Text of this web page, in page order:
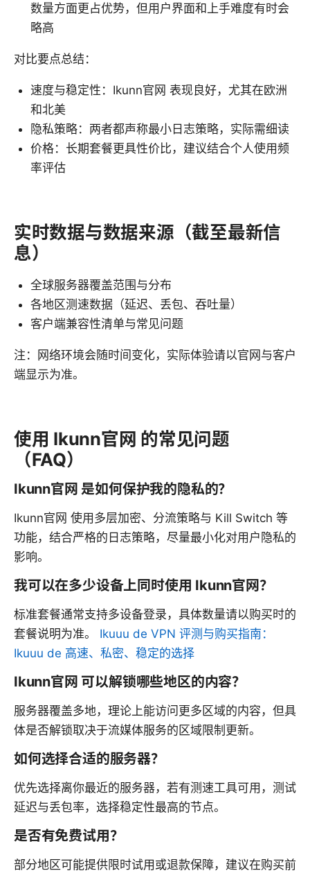
数量方面更占优势，但用户界面和上手难度有时会
略高
对比要点总结：
速度与稳定性：Ikunn官网 表现良好，尤其在欧洲
和北美
隐私策略：两者都声称最小日志策略，实际需细读
价格：长期套餐更具性价比，建议结合个人使用频
率评估
实时数据与数据来源（截至最新信
息）
全球服务器覆盖范围与分布
各地区测速数据（延迟、丢包、吞吐量）
客户端兼容性清单与常见问题
注：网络环境会随时间变化，实际体验请以官网与客户
端显示为准。
使用 Ikunn官网 的常见问题
（FAQ）
Ikunn官网 是如何保护我的隐私的？
Ikunn官网 使用多层加密、分流策略与 Kill Switch 等
功能，结合严格的日志策略，尽量最小化对用户隐私的
影响。
我可以在多少设备上同时使用 Ikunn官网？
标准套餐通常支持多设备登录，具体数量请以购买时的
套餐说明为准。 Ikuuu de VPN 评测与购买指南：
Ikuuu de 高速、私密、稳定的选择
Ikunn官网 可以解锁哪些地区的内容？
服务器覆盖多地，理论上能访问更多区域的内容，但具
体是否解锁取决于流媒体服务的区域限制更新。
如何选择合适的服务器？
优先选择离你最近的服务器，若有测速工具可用，测试
延迟与丢包率，选择稳定性最高的节点。
是否有免费试用？
部分地区可能提供限时试用或退款保障，建议在购买前